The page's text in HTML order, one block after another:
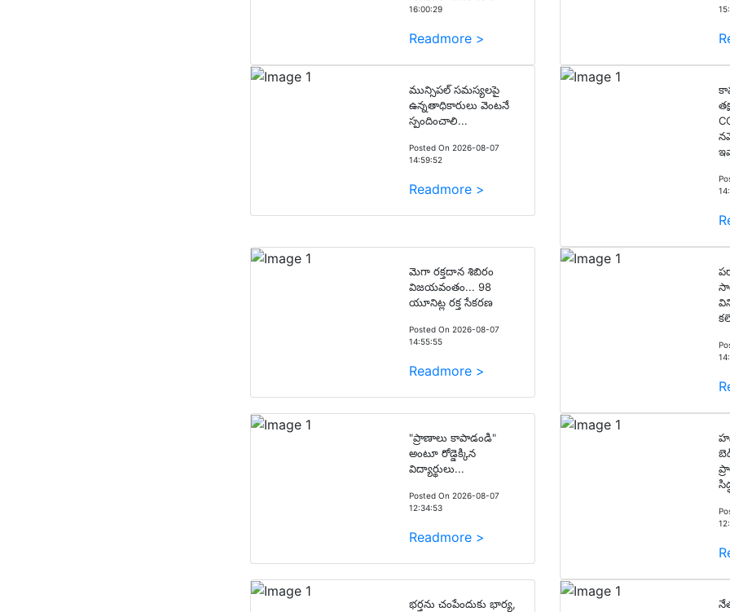
16:00:29
Readmore >
మున్సిపల్ సమస్యలపై
ఉన్నతాధికారులు వెంటనే
స్పందించాలి...
Posted On 2026-08-07
14:59:52
Readmore >
మెగా రక్తదాన శిబిరం
విజయవంతం... 98
యూనిట్ల రక్త సేకరణ
Posted On 2026-08-07
14:55:55
Readmore >
"ప్రాణాలు కాపాడండి"
అంటూ రోడ్డెక్కిన
విద్యార్థులు...
Posted On 2026-08-07
12:34:53
Readmore >
భర్తను చంపేందుకు భార్య,